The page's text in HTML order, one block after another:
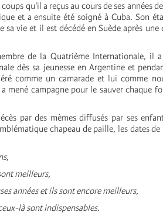
qu'il a reçus au cours de ses années
et a ensuite été soigné à Cuba. Son
sa vie et il est décédé en Suède après une
de la Quatrième Internationale, il
dès sa jeunesse en Argentine et
comme un camarade et lui comme
mené campagne pour le sauver chaque
par des mèmes diffusés par ses
chapeau de paille, les dates de
meilleurs,
années et ils sont encore meilleurs,
là sont indispensables.